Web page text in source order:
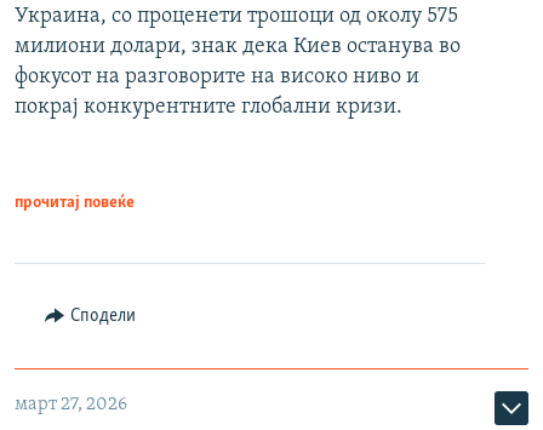
Украина, со проценети трошоци од околу 575
милиони долари, знак дека Киев останува во
фокусот на разговорите на високо ниво и
покрај конкурентните глобални кризи.
прочитај повеќе
Сподели
март 27, 2026